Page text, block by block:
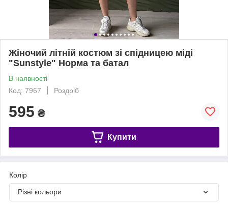
Жіночий літній костюм зі спідницею міді
"Sunstyle" Норма та батал
В наявності
Код: 7967
Роздріб
595 ₴
Купити
Колір
Різні кольори